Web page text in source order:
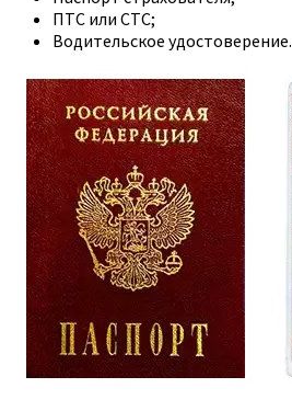
ПТС или СТС;
Водительское удостоверение.